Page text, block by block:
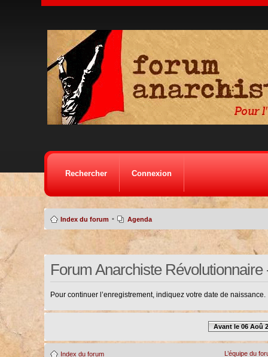
Rechercher Connexion
Index du forum • Agenda
Forum Anarchiste
Pour continuer l’enregistrement, indiquez votre date de naissance.
Avant le 06 Aoû
Index du forum L’équipe du